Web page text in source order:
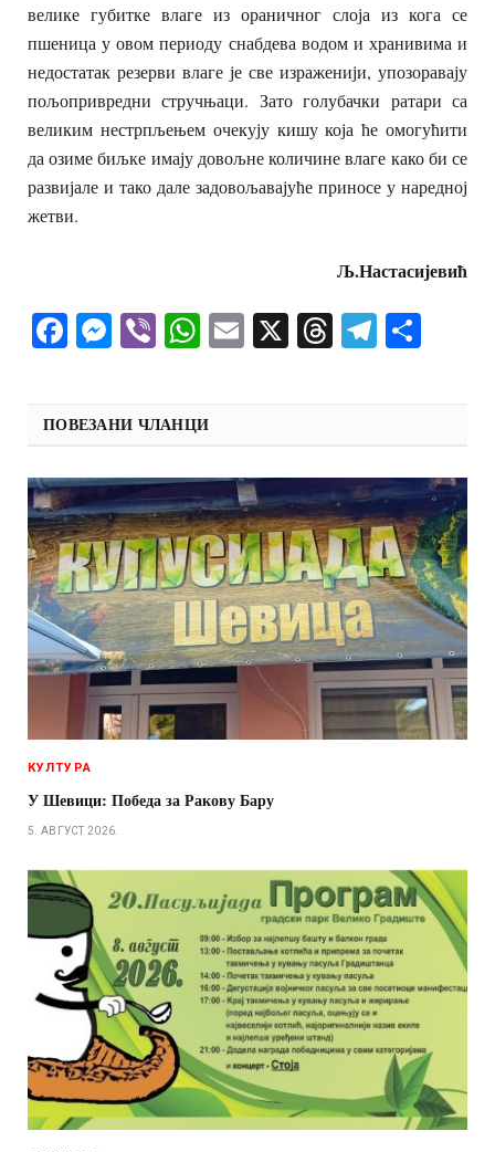
велике губитке влаге из ораничног слоја из кога се
пшеница у овом периоду снабдева водом и хранивима и
недостатак резерви влаге је све израженији, упозоравају
пољопривредни стручњаци. Зато голубачки ратари са
великим нестрпљењем очекују кишу која ће омогућити
да озиме биљке имају довољне количине влаге како би се
развијале и тако дале задовољавајуће приносе у наредној
жетви.
Љ.Настасијевић
Facebook
Messenger
ViberWhatsApp
Email
X Threads
ПОВЕЗАНИ ЧЛАНЦИ
КУЛТУРА
У Шевици: Победа за Ракову Бару
5. АВГУСТ 2026.